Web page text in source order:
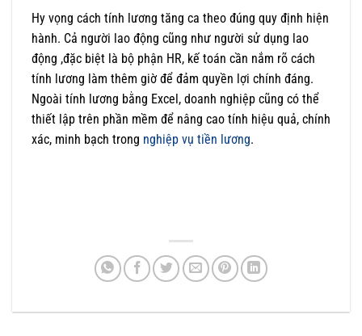
Hy vọng cách tính lương tăng ca theo đúng quy định hiện
hành. Cả người lao động cũng như người sử dụng lao
động ,đặc biệt là bộ phận HR, kế toán cần nắm rõ cách
tính lương làm thêm giờ để đảm quyền lợi chính đáng.
Ngoài tính lương bằng Excel, doanh nghiệp cũng có thể
thiết lập trên phần mềm để nâng cao tính hiệu quả, chính
xác, minh bạch trong nghiệp vụ tiền lương.